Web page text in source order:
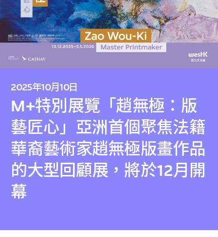
2025年10月10日
M+特別展覽「趙無極：版
藝匠心」亞洲首個聚焦法籍
華裔藝術家趙無極版畫作品
的大型回顧展，將於12月開
幕